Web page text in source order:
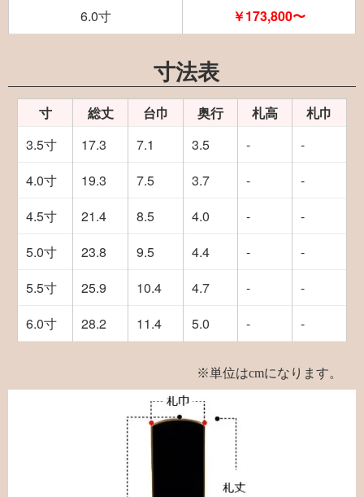
6.0寸
￥173,800〜
寸法表
寸 総丈 台巾 奥行 札高
札巾
3.5寸
17.3 7.1 3.5 -
-
4.0寸
19.3 7.5 3.7 -
-
4.5寸
21.4 8.5 4.0 -
-
5.0寸
23.8 9.5 4.4 -
-
5.5寸
25.9 10.4 4.7 -
-
6.0寸
28.2 11.4 5.0 - -
※単位はcmになります。